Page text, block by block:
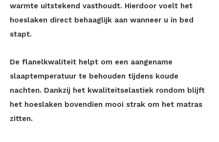
warmte uitstekend vasthoudt. Hierdoor voelt het
hoeslaken direct behaaglijk aan wanneer u in bed
stapt.
De flanelkwaliteit helpt om een aangename
slaaptemperatuur te behouden tijdens koude
nachten. Dankzij het kwaliteitselastiek rondom blijft
het hoeslaken bovendien mooi strak om het matras
zitten.